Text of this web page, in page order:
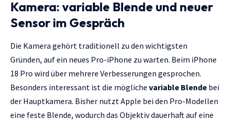
Kamera: variable Blende und neuer
Sensor im Gespräch
Die Kamera gehört traditionell zu den wichtigsten
Gründen, auf ein neues Pro-iPhone zu warten. Beim iPhone
18 Pro wird über mehrere Verbesserungen gesprochen.
Besonders interessant ist die mögliche variable Blende bei
der Hauptkamera. Bisher nutzt Apple bei den Pro-Modellen
eine feste Blende, wodurch das Objektiv dauerhaft auf eine